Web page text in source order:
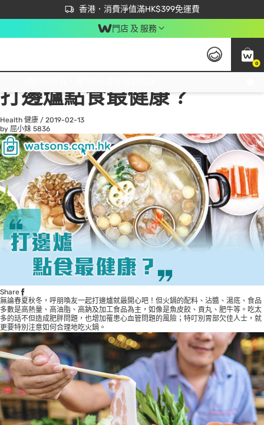
香港．消費淨值滿HK$399免運費
立即成為易賞錢會員盡享獨家優惠
首次APP下單買滿$450 輸入 NEWAPP 即減$50
門店 及 服務
0
All
打邊爐點食最健康？
Health 健康 / 2019-02-13
by 屈小妹 5836
Share
無論春夏秋冬，呼朋喚友一起打邊爐就最開心吧！但火鍋的配料、沾醬、湯底、食品
多數是高熱量、高油脂、高鈉及加工食品為主，如像是魚皮餃、貢丸、肥牛等。吃太
多的話不但造成肥胖問題，也增加罹患心血管問題的風險；特叮別胃部欠佳人士，就
更要特別注意如何合理地吃火鍋。